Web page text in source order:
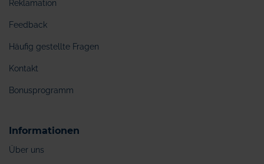
Reklamation
Feedback
Häufig gestellte Fragen
Kontakt
Bonusprogramm
Informationen
Über uns